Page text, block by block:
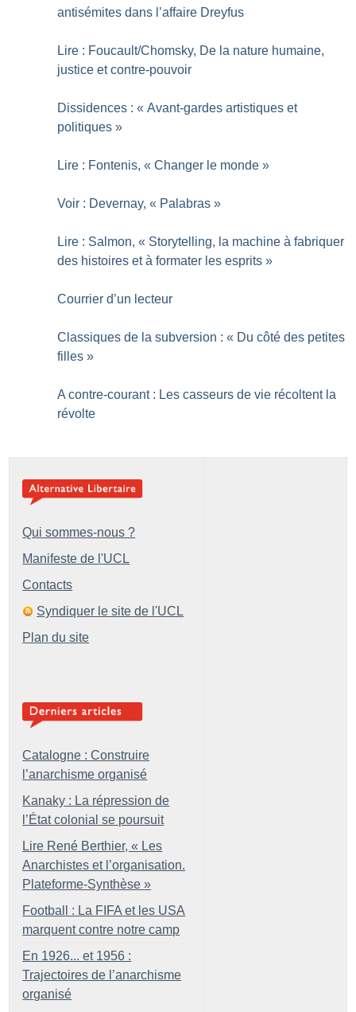
antisémites dans l’affaire Dreyfus
Lire : Foucault/Chomsky, De la nature humaine,
justice et contre-pouvoir
Dissidences : « Avant-gardes artistiques et
politiques »
Lire : Fontenis, « Changer le monde »
Voir : Devernay, « Palabras »
Lire : Salmon, « Storytelling, la machine à fabriquer
des histoires et à formater les esprits »
Courrier d’un lecteur
Classiques de la subversion : « Du côté des petites
filles »
A contre-courant : Les casseurs de vie récoltent la
révolte
Qui sommes-nous ?
Manifeste de l'UCL
Contacts
Syndiquer le site de l'UCL
Plan du site
Catalogne : Construire
l’anarchisme organisé
Kanaky : La répression de
l’État colonial se poursuit
Lire René Berthier, « Les
Anarchistes et l’organisation.
Plateforme-Synthèse »
Football : La FIFA et les USA
marquent contre notre camp
En 1926... et 1956 :
Trajectoires de l’anarchisme
organisé